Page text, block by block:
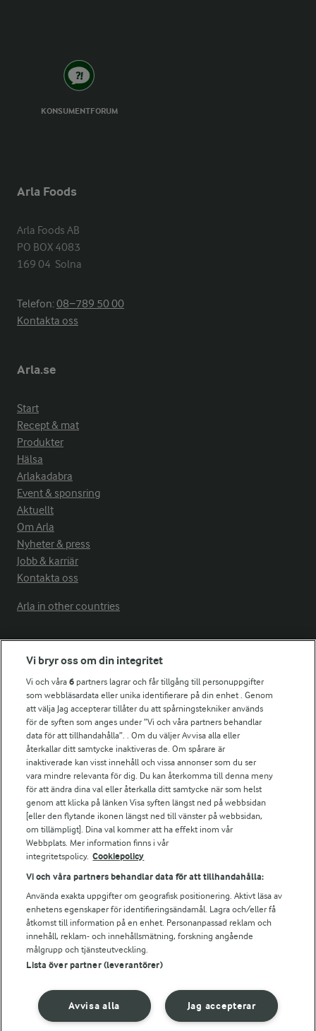
KONSUMENTFORUM
Arla Foods
Arla Foods AB
PO BOX 4083
169 04  Solna
Telefon:08−789 50 00
Kontakta oss
Arla.se
Start
Recept & mat
Produkter
Hälsa
Arlakadabra
Event & sponsring
Aktuellt
Om Arla
Nyheter & press
Jobb & karriär
Kontakta oss
Arla in other countries
Fler Arlasajter
För ägare
Arlas kundportal
Arla.com
Falbygdens Ost
Arla webbshop
Bildbank
Följ oss
© 2026 Arla Foods
Integritetspolicy
Vi bryr oss om din integritet
Vi och våra6 partners lagrar och får tillgång till personuppgifter
som webbläsardata eller unika identifierare på din enhet . Genom
att välja Jag accepterar tillåter du att spårningstekniker används
för de syften som anges under ”Vi och våra partners behandlar
data för att tillhandahålla”. . Om du väljer Avvisa alla eller
återkallar ditt samtycke inaktiveras de. Om spårare är
inaktiverade kan visst innehåll och vissa annonser som du ser
vara mindre relevanta för dig. Du kan återkomma till denna meny
för att ändra dina val eller återkalla ditt samtycke när som helst
genom att klicka på länken Visa syften längst ned på webbsidan
[eller den flytande ikonen längst ned till vänster på webbsidan,
om tillämpligt]. Dina val kommer att ha effekt inom vår
Webbplats. Mer information finns i vår
integritetspolicy. Cookiepolicy
Vi och våra partners behandlar data för att tillhandahålla:
Använda exakta uppgifter om geografisk positionering. Aktivt läsa av
enhetens egenskaper för identifieringsändamål. Lagra och/eller få
åtkomst till information på en enhet. Personanpassad reklam och
innehåll, reklam- och innehållsmätning, forskning angående
målgrupp och tjänsteutveckling.
Lista över partner (leverantörer)
Jag accepterar
Avvisa alla